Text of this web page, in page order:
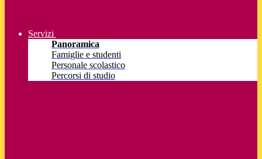
Servizi
Panoramica
Famiglie e studenti
Personale scolastico
Percorsi di studio